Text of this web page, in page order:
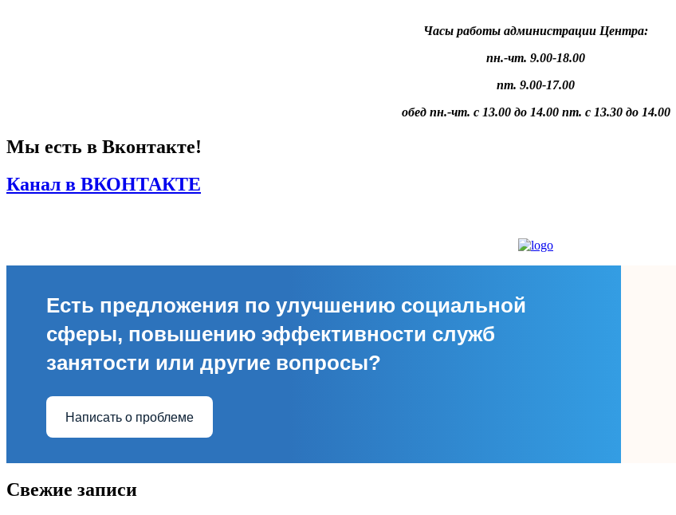
Часы работы администрации Центра:
пн.-чт. 9.00-18.00
пт. 9.00-17.00
обед пн.-чт. с 13.00 до 14.00 пт. с 13.30 до 14.00
Мы есть в Вконтакте!
Канал в ВКОНТАКТЕ
Есть предложения по улучшению социальной
сферы, повышению эффективности служб
занятости или другие вопросы?
Написать о проблеме
Свежие записи